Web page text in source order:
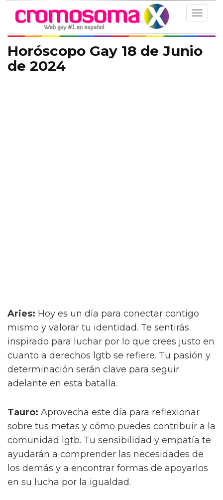
Toggle
Horóscopo Gay 18 de Junio
de 2024
Aries: Hoy es un día para conectar contigo
mismo y valorar tu identidad. Te sentirás
inspirado para luchar por lo que crees justo en
cuanto a derechos lgtb se refiere. Tu pasión y
determinación serán clave para seguir
adelante en esta batalla.
Tauro: Aprovecha este día para reflexionar
sobre tus metas y cómo puedes contribuir a la
comunidad lgtb. Tu sensibilidad y empatía te
ayudarán a comprender las necesidades de
los demás y a encontrar formas de apoyarlos
en su lucha por la igualdad.